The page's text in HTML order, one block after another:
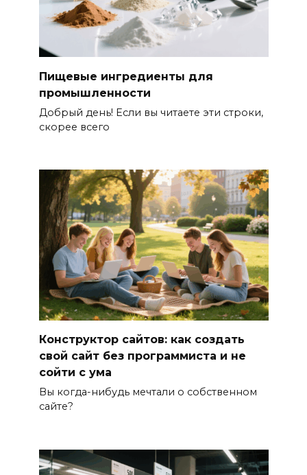
Пищевые ингредиенты для
промышленности
Добрый день! Если вы читаете эти строки,
скорее всего
Конструктор сайтов: как создать
свой сайт без программиста и не
сойти с ума
Вы когда-нибудь мечтали о собственном
сайте?